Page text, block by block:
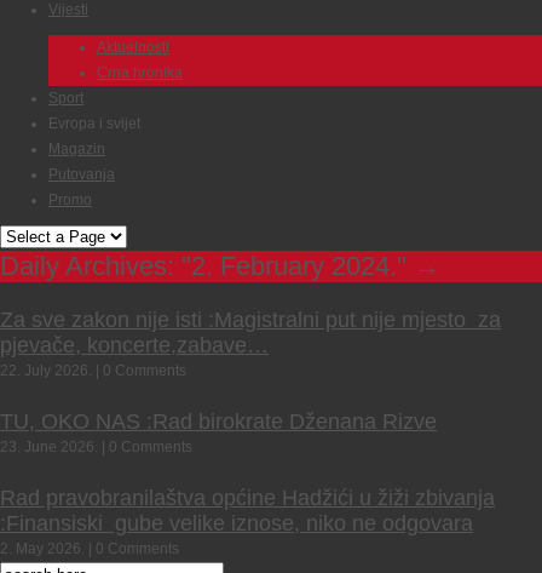
Vijesti
Aktuelnosti
Crna hronika
Sport
Evropa i svijet
Magazin
Putovanja
Promo
Daily Archives: "2. February 2024." →
Za sve zakon nije isti :Magistralni put nije mjesto za
pjevače, koncerte,zabave…
22. July 2026. | 0 Comments
TU, OKO NAS :Rad birokrate Dženana Rizve
23. June 2026. | 0 Comments
Rad pravobranilaštva općine Hadžići u žiži zbivanja
:Finansiski gube velike iznose, niko ne odgovara
2. May 2026. | 0 Comments